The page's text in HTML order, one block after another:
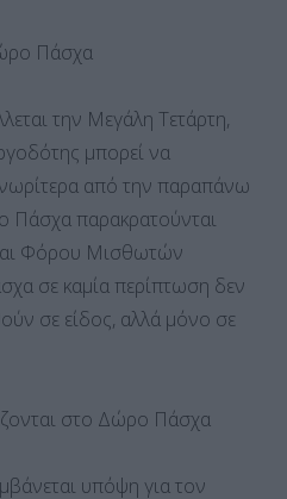
Πάσχα
την Μεγάλη Τετάρτη,
μπορεί να
από την παραπάνω
Πάσχα παρακρατούνται
Φόρου Μισθωτών
σε καμία περίπτωση δεν
σε είδος, αλλά μόνο σε
στο Δώρο Πάσχα
υπόψη για τον